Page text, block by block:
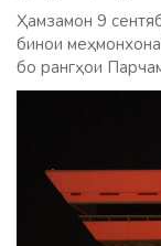
Ҳамзамон 9
бинои
бо рангҳои